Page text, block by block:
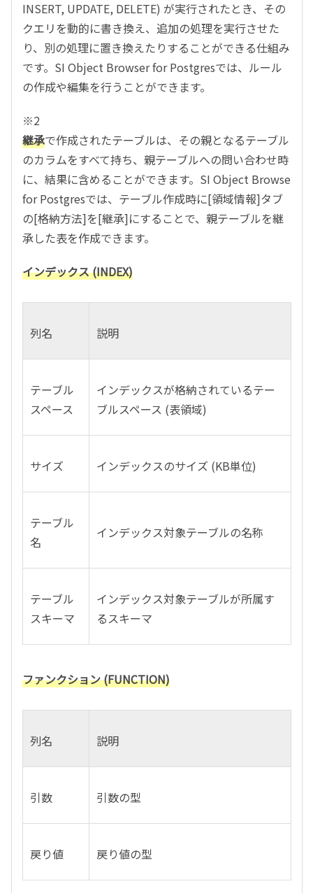
INSERT, UPDATE, DELETE) が実行されたとき、その
クエリを動的に書き換え、追加の処理を実行させた
り、別の処理に置き換えたりすることができる仕組み
です。SI Object Browser for Postgresでは、ルール
の作成や編集を行うことができます。
※2
継承で作成されたテーブルは、その親となるテーブル
のカラムをすべて持ち、親テーブルへの問い合わせ時
に、結果に含めることができます。SI Object Browse
for Postgresでは、テーブル作成時に[領域情報]タブ
の[格納方法]を[継承]にすることで、親テーブルを継
承した表を作成できます。
インデックス (INDEX)
列名 説明
テーブル
スペース
インデックスが格納されているテー
ブルスペース (表領域)
サイズ インデックスのサイズ (KB単位)
テーブル
名
インデックス対象テーブルの名称
テーブル
スキーマ
インデックス対象テーブルが所属す
るスキーマ
ファンクション (FUNCTION)
列名 説明
引数 引数の型
戻り値 戻り値の型